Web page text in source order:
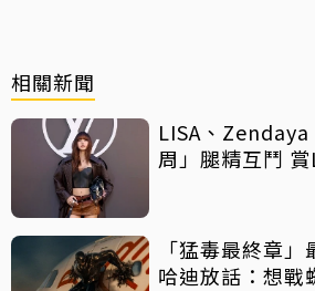
相關新聞
LISA、
周」腿精互鬥
「猛毒最終章
哈迪放話：想戰